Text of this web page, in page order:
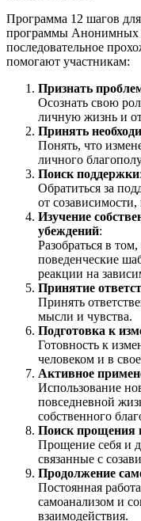
Программа 12 шагов
программы Анонимных
последовательное
помогают участникам:
Признать
Осознать свою
личную жизнь и
Принять
Понять, что
личного
Поиск поддержки:
Обратиться за
от
Изучение
убеждений:
Разобраться в
поведенческие
реакции на
Принятие
Принять
мысли и чувства.
Подготовка к
Готовность к
человеком и в
Активное
Использование
повседневной
собственного
Поиск прощения
Прощение себя и
связанные с
Продолжение
Постоянная
самоанализом и
взаимодействия.